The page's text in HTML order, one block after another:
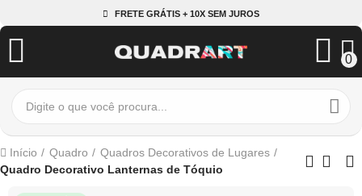
FRETE GRÁTIS + 10X SEM JUROS
0
Início Quadro
Quadros Decorativos de Lugares
Quadro Decorativo Lanternas de Tóquio